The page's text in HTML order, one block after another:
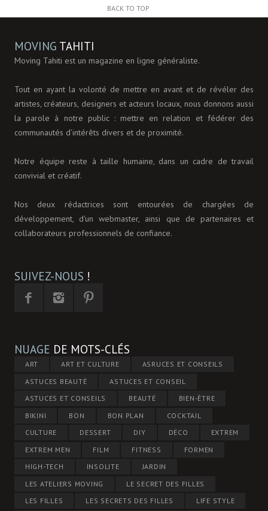
BACK TO TOP
MOVING TAHITI
Moving Tahiti est un magazine en ligne généraliste.
Tout en ayant la volonté de mettre en avant et de révéler des
artistes, créateurs, designers et acteurs locaux, nous donnons aussi
la parole à notre public : mettre en relation et fédérer des
communautés d’intérêts divers et de proximité.
Notre équipe reste à taille humaine, dans un cadre de travail
convivial et créatif.
Nos deux rédactrices sont entourées de chargées de
développement, d'un webmaster, ainsi que de partenaires et
collaborateurs professionnels de confiance.
SUIVEZ-NOUS !
NUAGE DE MOTS-CLÉS
ART ART ET CULTURE
ASRUCES ET CONSEILS
ASTUCES BEAUTÉ
ASTUCES ET CONSEIL
ASTUCES ET CONSEILS
BEAUTÉ
BIEN-ÊTRE
BIKINI
BON BON PLAN
COCKTAIL
CULTURE
DESSERT DIY DÉCO
EXTREM
EXTREM MEN
FILM FITNESS
FORMEN
HIGH-TECH
INSOLITE
JARDIN
LES ATELIERS MOVING
LE SECRET DES FILLES
LES FILLES
LES SECRETS DES FILLES LIFE STYLE